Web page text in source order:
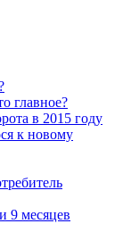
главное?
в 2015 году
к новому
9 месяцев